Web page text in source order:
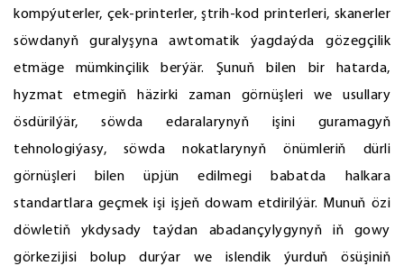
kompýuterler, çek-printerler, ştrih-kod printerleri, skanerler
söwdanyň guralyşyna awtomatik ýagdaýda gözegçilik
etmäge mümkinçilik berýär. Şunuň bilen bir hatarda,
hyzmat etmegiň häzirki zaman görnüşleri we usullary
ösdürilýär, söwda edaralarynyň işini guramagyň
tehnologiýasy, söwda nokatlarynyň önümleriň dürli
görnüşleri bilen üpjün edilmegi babatda halkara
standartlara geçmek işi işjeň dowam etdirilýär. Munuň özi
döwletiň ykdysady taýdan abadançylygynyň iň gowy
görkezijisi bolup durýar we islendik ýurduň ösüşiniň